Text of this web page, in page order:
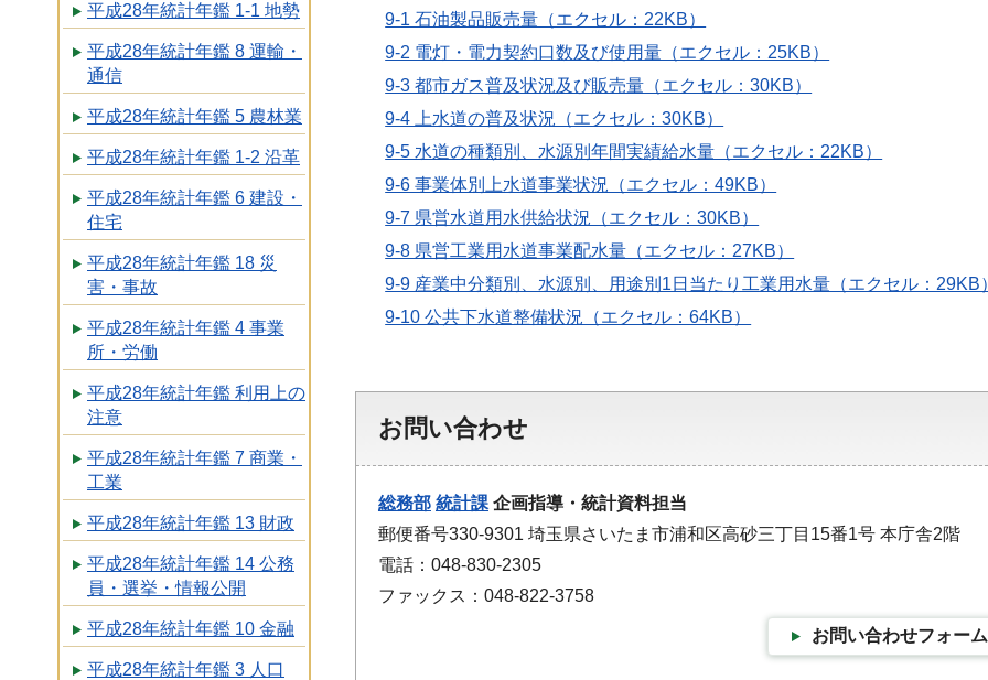
平成28年統計年鑑 1-1 地勢
平成28年統計年鑑 8 運輸・
通信
平成28年統計年鑑 5 農林業
平成28年統計年鑑 1-2 沿革
平成28年統計年鑑 6 建設・
住宅
平成28年統計年鑑 18 災
害・事故
平成28年統計年鑑 4 事業
所・労働
平成28年統計年鑑 利用上の
注意
平成28年統計年鑑 7 商業・
工業
平成28年統計年鑑 13 財政
平成28年統計年鑑 14 公務
員・選挙・情報公開
平成28年統計年鑑 10 金融
平成28年統計年鑑 3 人口
9-1 石油製品販売量（エクセル：22KB）
9-2 電灯・電力契約口数及び使用量（エクセル：25KB）
9-3 都市ガス普及状況及び販売量（エクセル：30KB）
9-4 上水道の普及状況（エクセル：30KB）
9-5 水道の種類別、水源別年間実績給水量（エクセル：22KB）
9-6 事業体別上水道事業状況（エクセル：49KB）
9-7 県営水道用水供給状況（エクセル：30KB）
9-8 県営工業用水道事業配水量（エクセル：27KB）
9-9 産業中分類別、水源別、用途別1日当たり工業用水量（エクセル：29KB
9-10 公共下水道整備状況（エクセル：64KB）
お問い合わせ
総務部 統計課 企画指導・統計資料担当
郵便番号330-9301 埼玉県さいたま市浦和区高砂三丁目15番1号 本庁舎2階
電話：048-830-2305
ファックス：048-822-3758
お問い合わせフォーム